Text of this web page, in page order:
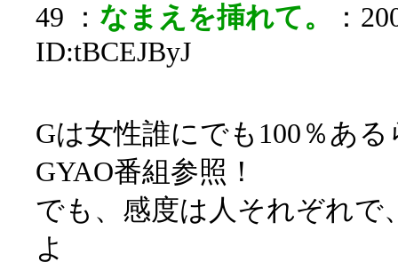
49 ： なまえを挿れて。
：
ID:tBCEJByJ
Gは女性誰にでも100％あ
GYAO番組参照！
でも、感度は人それぞれで
よ